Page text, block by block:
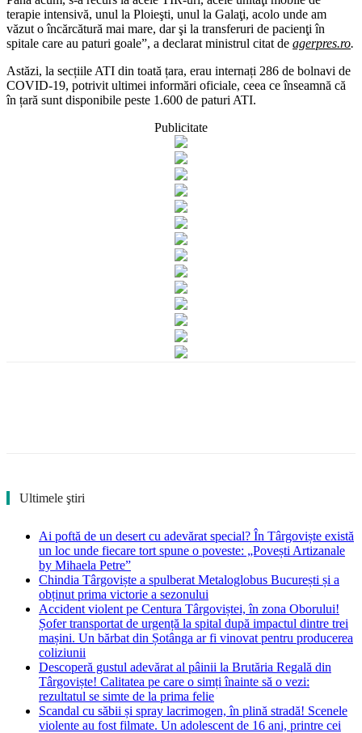
terapie intensivă, unul la Ploieşti, unul la Galaţi, acolo unde am
văzut o încărcătură mai mare, dar şi la transferuri de pacienţi în
spitale care au paturi goale”, a declarat ministrul citat de agerpres.ro.
Astăzi, la secțiile ATI din toată țara, erau internați 286 de bolnavi de
COVID-19, potrivit ultimei informări oficiale, ceea ce înseamnă că
în țară sunt disponibile peste 1.600 de paturi ATI.
Publicitate
Ultimele ştiri
Ai poftă de un desert cu adevărat special? În Târgoviște există
un loc unde fiecare tort spune o poveste: „Povești Artizanale
by Mihaela Petre”
Chindia Târgoviște a spulberat Metaloglobus București și a
obținut prima victorie a sezonului
Accident violent pe Centura Târgoviștei, în zona Oborului!
Șofer transportat de urgență la spital după impactul dintre trei
mașini. Un bărbat din Șotânga ar fi vinovat pentru producerea
coliziunii
Descoperă gustul adevărat al pâinii la Brutăria Regală din
Târgoviște! Calitatea pe care o simți înainte să o vezi:
rezultatul se simte de la prima felie
Scandal cu săbii și spray lacrimogen, în plină stradă! Scenele
violente au fost filmate. Un adolescent de 16 ani, printre cei